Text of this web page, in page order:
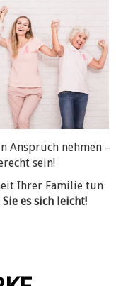
Anspruch nehmen –
sein!
Ihrer Familie tun
Sie es sich leicht!